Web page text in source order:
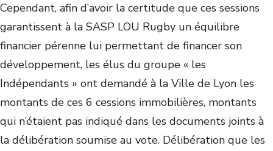
Cependant, afin d’avoir la certitude que ces sessions
garantissent à la SASP LOU Rugby un équilibre
financier pérenne lui permettant de financer son
développement, les élus du groupe « les
Indépendants » ont demandé à la Ville de Lyon les
montants de ces 6 cessions immobilières, montants
qui n’étaient pas indiqué dans les documents joints à
la délibération soumise au vote. Délibération que les